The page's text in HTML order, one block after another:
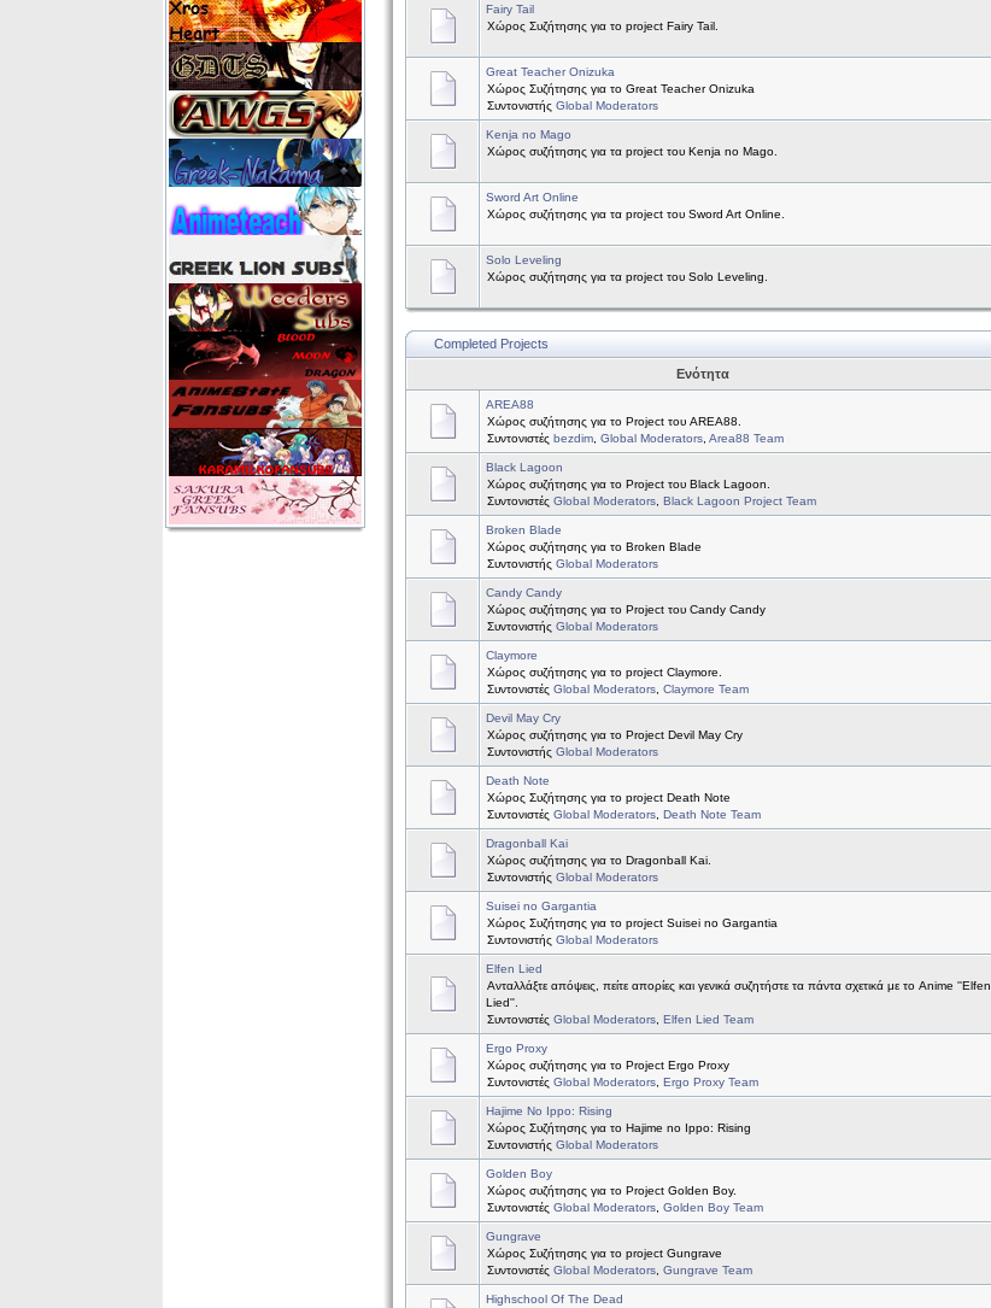
Fairy Tail
Χώρος Συζήτησης για το project Fairy Tail.
Great Teacher Onizuka
Χώρος Συζήτησης για το Great Teacher Onizuka
Συντονιστής Global Moderators
Kenja no Mago
Χώρος συζήτησης για τα project του Kenja no Mago.
Sword Art Online
Χώρος συζήτησης για τα project του Sword Art Online.
Solo Leveling
Χώρος συζήτησης για τα project του Solo Leveling.
Completed Projects
Ενότητα
AREA88
Χώρος συζήτησης για το Project του AREA88.
Συντονιστές bezdim, Global Moderators, Area88 Team
Black Lagoon
Χώρος συζήτησης για το Project του Black Lagoon.
Συντονιστές Global Moderators, Black Lagoon Project Team
Broken Blade
Χώρος συζήτησης για το Broken Blade
Συντονιστής Global Moderators
Candy Candy
Χώρος συζήτησης για το Project του Candy Candy
Συντονιστής Global Moderators
Claymore
Χώρος συζήτησης για το project Claymore.
Συντονιστές Global Moderators, Claymore Team
Devil May Cry
Χώρος συζήτησης για το Project Devil May Cry
Συντονιστής Global Moderators
Death Note
Χώρος Συζήτησης για το project Death Note
Συντονιστές Global Moderators, Death Note Team
Dragonball Kai
Χώρος συζήτησης για το Dragonball Kai.
Συντονιστής Global Moderators
Suisei no Gargantia
Χώρος Συζήτησης για το project Suisei no Gargantia
Συντονιστής Global Moderators
Elfen Lied
Ανταλλάξτε απόψεις, πείτε απορίες και γενικά συζητήστε τα πάντα σχετικά με το Anime ''Elfen
Lied''.
Συντονιστές Global Moderators, Elfen Lied Team
Ergo Proxy
Χώρος συζήτησης για το Project Ergo Proxy
Συντονιστές Global Moderators, Ergo Proxy Team
Hajime No Ippo: Rising
Χώρος Συζήτησης για το Hajime no Ippo: Rising
Συντονιστής Global Moderators
Golden Boy
Χώρος συζήτησης για το Project Golden Boy.
Συντονιστές Global Moderators, Golden Boy Team
Gungrave
Χώρος Συζήτησης για το project Gungrave
Συντονιστές Global Moderators, Gungrave Team
Highschool Of The Dead